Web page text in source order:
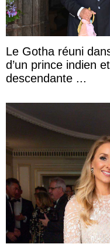
Le Gotha réuni
d’un prince indien
descendante ...